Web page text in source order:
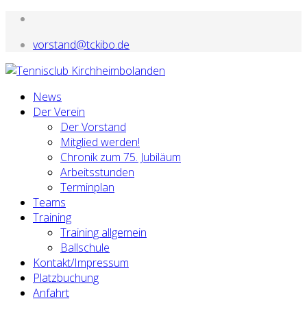
vorstand@tckibo.de
News
Der Verein
Der Vorstand
Mitglied werden!
Chronik zum 75. Jubiläum
Arbeitsstunden
Terminplan
Teams
Training
Training allgemein
Ballschule
Kontakt/Impressum
Platzbuchung
Anfahrt